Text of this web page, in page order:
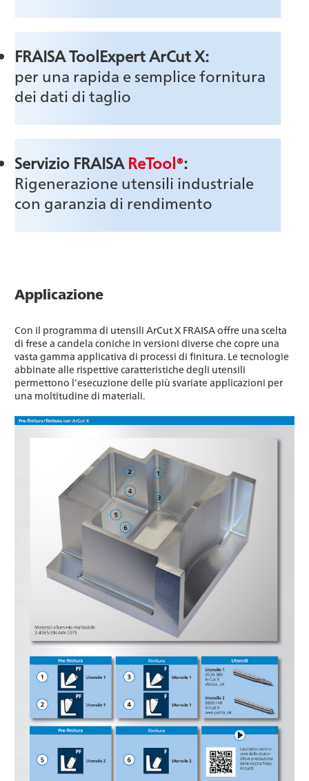
FRAISA ToolExpert ArCut X:
per una rapida e semplice fornitura
dei dati di taglio
Servizio FRAISAReTool®:
Rigenerazione utensili industriale
con garanzia di rendimento
Applicazione
Con il programma di utensili ArCut X FRAISA offre una scelta
di frese a candela coniche in versioni diverse che copre una
vasta gamma applicativa di processi di finitura. Le tecnologie
abbinate alle rispettive caratteristiche degli utensili
permettono l’esecuzione delle più svariate applicazioni per
una moltitudine di materiali.